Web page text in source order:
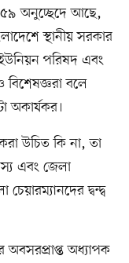
অনুচ্ছেদে আছে,
স্থানীয় সরকার
পরিষদ এবং
বিশেষজ্ঞরা বলে
অকার্যকর।
উচিত কি না, তা
এবং জেলা
দ্বন্দ্ব
অবসরপ্রাপ্ত অধ্যাপক